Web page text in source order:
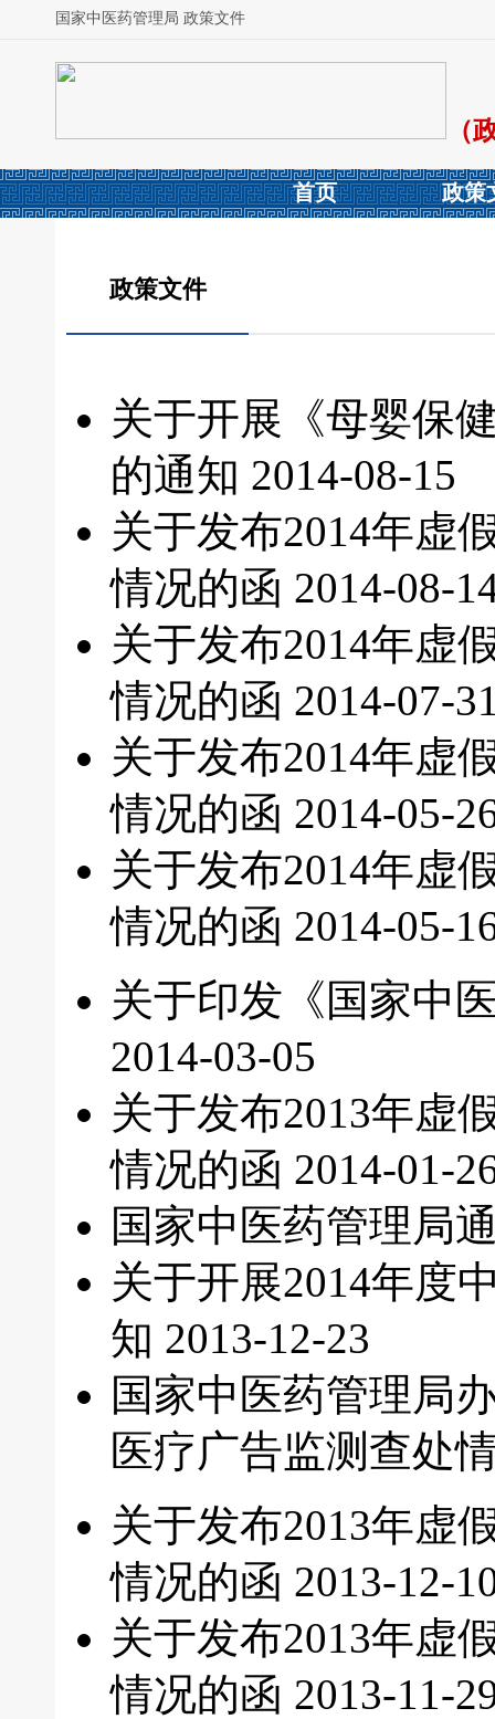
国家中医药管理局 政策文件
（
首页 政策
政策文件
关于开展《母婴保
的通知 2014-08-15
关于发布2014年虚
情况的函 2014-08-
关于发布2014年虚
情况的函 2014-07-
关于发布2014年虚
情况的函 2014-05-
关于发布2014年虚
情况的函 2014-05-
关于印发《国家中
2014-03-05
关于发布2013年虚
情况的函 2014-01-
国家中医药管理局
关于开展2014年度
知 2013-12-23
国家中医药管理局
医疗广告监测查处
关于发布2013年虚
情况的函 2013-12-
关于发布2013年虚
情况的函 2013-11-